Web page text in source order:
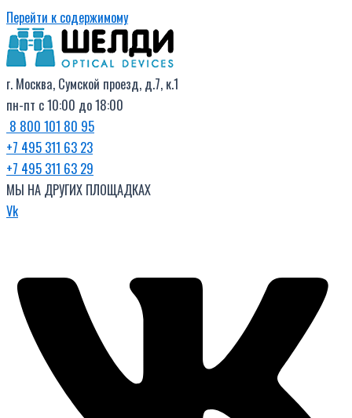
Перейти к содержимому
г. Москва, Сумской проезд, д.7, к.1
пн-пт с 10:00 до 18:00
8 800 101 80 95
+7 495 311 63 23
+7 495 311 63 29
МЫ НА ДРУГИХ ПЛОЩАДКАХ
Vk